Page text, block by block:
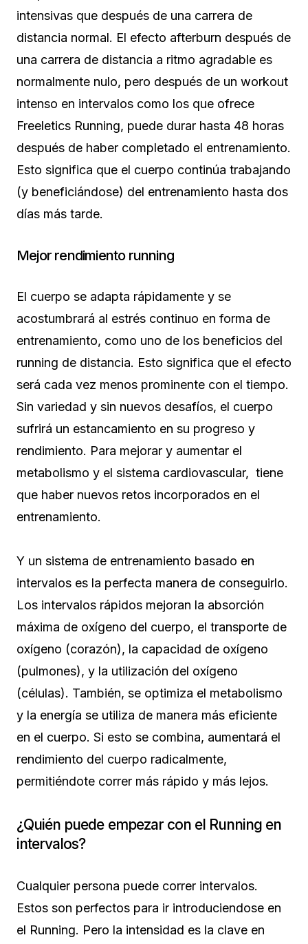
intensivas que después de una carrera de
distancia normal. El efecto afterburn después de
una carrera de distancia a ritmo agradable es
normalmente nulo, pero después de un workout
intenso en intervalos como los que ofrece
Freeletics Running, puede durar hasta 48 horas
después de haber completado el entrenamiento.
Esto significa que el cuerpo continúa trabajando
(y beneficiándose) del entrenamiento hasta dos
días más tarde.
Mejor rendimiento running
El cuerpo se adapta rápidamente y se
acostumbrará al estrés continuo en forma de
entrenamiento, como uno de los beneficios del
running de distancia. Esto significa que el efecto
será cada vez menos prominente con el tiempo.
Sin variedad y sin nuevos desafíos, el cuerpo
sufrirá un estancamiento en su progreso y
rendimiento. Para mejorar y aumentar el
metabolismo y el sistema cardiovascular, tiene
que haber nuevos retos incorporados en el
entrenamiento.
Y un sistema de entrenamiento basado en
intervalos es la perfecta manera de conseguirlo.
Los intervalos rápidos mejoran la absorción
máxima de oxígeno del cuerpo, el transporte de
oxígeno (corazón), la capacidad de oxígeno
(pulmones), y la utilización del oxígeno
(células). También, se optimiza el metabolismo
y la energía se utiliza de manera más eficiente
en el cuerpo. Si esto se combina, aumentará el
rendimiento del cuerpo radicalmente,
permitiéndote correr más rápido y más lejos.
¿Quién puede empezar con el Running en
intervalos?
Cualquier persona puede correr intervalos.
Estos son perfectos para ir introduciendose en
el Running. Pero la intensidad es la clave en